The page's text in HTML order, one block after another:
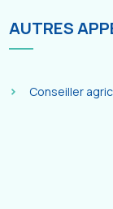
AUTRES
Conseiller